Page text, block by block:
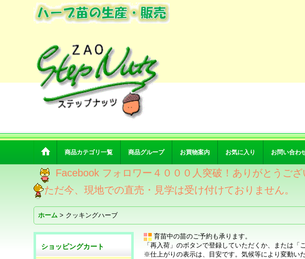
商品カテゴリ一覧 商品グループ お買物案内 お気に入り お問い合わ
Facebook フォロワー４０００人突破！ありがとうござ
ただ今、現地での直売・見学は受け付けておりません。
ホーム > クッキングハーブ
ショッピングカート
育苗中の苗のご予約も承ります。
「再入荷」のボタンで登録していただくか、または「
※仕上がりの表示は、目安です。気候等により変動い